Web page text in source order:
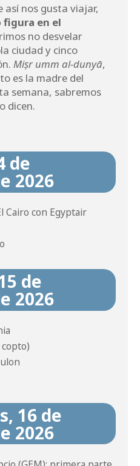
así nos gusta viajar,
figura en el
no desvelar
ciudad y cinco
Miṣr umm al-dunyā,
es la madre del
semana, sabremos
dicen.
de
2026
Cairo con Egyptair
de
2026
16 de
2026